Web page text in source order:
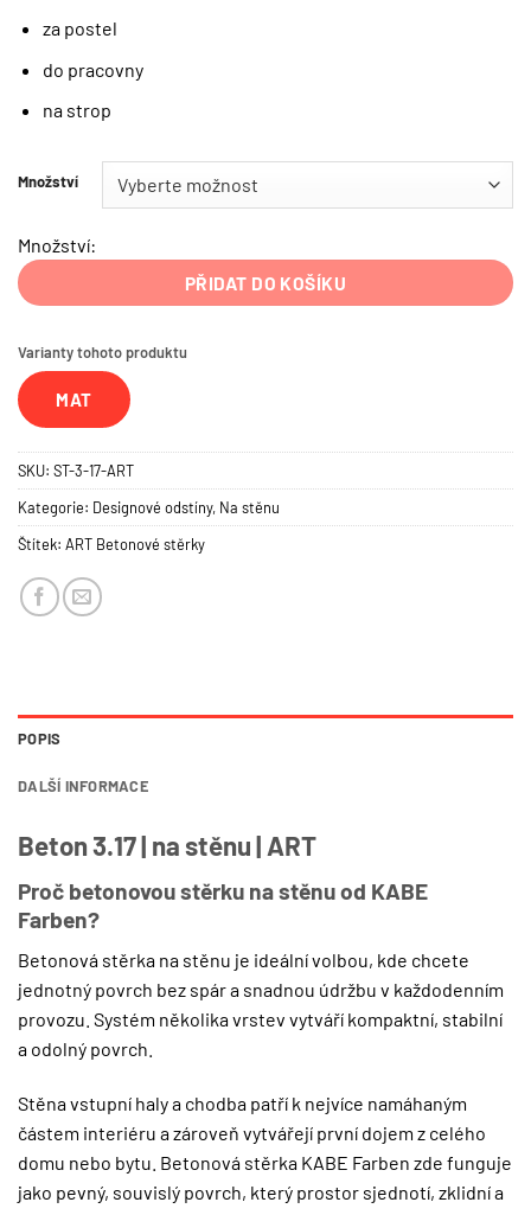
za postel
do pracovny
na strop
Množství
Množství:
PŘIDAT DO KOŠÍKU
Varianty tohoto produktu
MAT
SKU: ST-3-17-ART
Kategorie: Designové odstíny, Na stěnu
Štítek: ART Betonové stěrky
POPIS
DALŠÍ INFORMACE
Beton 3.17 | na stěnu | ART
Proč betonovou stěrku na stěnu od KABE
Farben?
Betonová stěrka na stěnu je ideální volbou, kde chcete
jednotný povrch bez spár a snadnou údržbu v každodenním
provozu. Systém několika vrstev vytváří kompaktní, stabilní
a odolný povrch.
Stěna vstupní haly a chodba patří k nejvíce namáhaným
částem interiéru a zároveň vytvářejí první dojem z celého
domu nebo bytu. Betonová stěrka KABE Farben zde funguje
jako pevný, souvislý povrch, který prostor sjednotí, zklidní a